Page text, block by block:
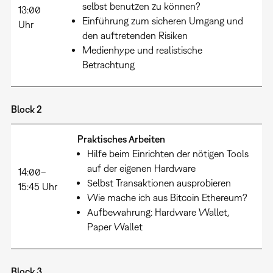
13:00
Uhr
selbst benutzen zu können?
Einführung zum sicheren Umgang und
den auftretenden Risiken
Medienhype und realistische
Betrachtung
Block 2
14:00–
15:45 Uhr
Praktisches Arbeiten
Hilfe beim Einrichten der nötigen Tools
auf der eigenen Hardware
Selbst Transaktionen ausprobieren
Wie mache ich aus Bitcoin Ethereum?
Aufbewahrung: Hardware Wallet,
Paper Wallet